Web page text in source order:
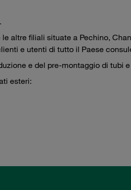
altre filiali situate a Pechino,
e utenti di tutto il Paese
e del pre-montaggio di
esteri: